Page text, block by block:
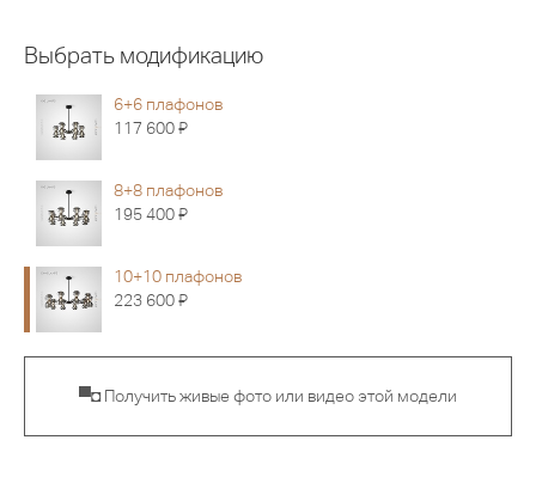
Выбрать модификацию
6+6 плафонов
117 600Я
8+8 плафонов
195 400Я
10+10 плафонов
223 600Я
▀◘ Получить живые фото или видео этой модели